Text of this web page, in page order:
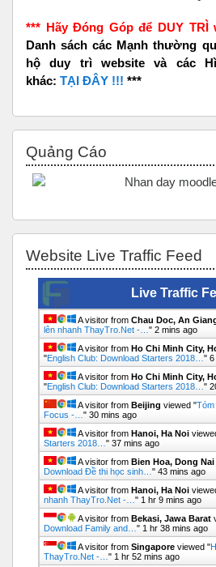
*** Hãy Đóng Góp để DUY TRÌ
Danh sách các Mạnh thường
hộ duy trì website và các
khác: TẠI ĐÂY !!! ***
Quảng Cáo
Website Live Traffic Feed
Live Traffic
A visitor from Chau Doc, An
lên nhanh ThayTro.Net -… " 2 mins ago
A visitor from Ho Chi Minh City,
"English Club: Download Starters 2018… " 6
A visitor from Ho Chi Minh City,
"English Club: Download Starters 2018… "
A visitor from Beijing viewed "Tóm
Focus -… " 30 mins ago
A visitor from Hanoi, Ha Noi
Starters 2018… " 37 mins ago
A visitor from Bien Hoa, Dong Nai
Download Đề thi học sinh… " 43 mins ago
A visitor from Hanoi, Ha Noi
nhanh ThayTro.Net -… " 1 hr 9 mins ago
A visitor from Bekasi, Jawa Barat
Download Family and… " 1 hr 38 mins ago
A visitor from Singapore viewed "
ThayTro.Net -… " 1 hr 52 mins ago